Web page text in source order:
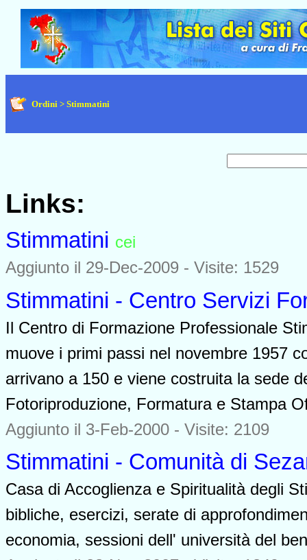
Ordini > Stimmatini
Links:
Stimmatini cei
Aggiunto il 29-Dec-2009 - Visite: 1529
Stimmatini - Centro Servizi
Il Centro di Formazione Professionale
muove i primi passi nel novembre 1957
arrivano a 150 e viene costruita la sede
Fotoriproduzione, Formatura e Stampa
Aggiunto il 3-Feb-2000 - Visite: 2109
Stimmatini - Comunità di
Casa di Accoglienza e Spiritualità degli
bibliche, esercizi, serate di
economia, sessioni dell' università del